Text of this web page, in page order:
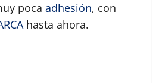
poca adhesión, con
hasta ahora.